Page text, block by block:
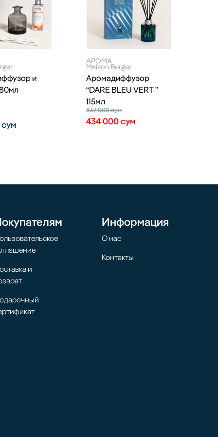
и
сум
АРОМА
Maison Berger
Аромадиффузор
“DARE BLEU VERT ”
115мл
867 000сум
434 000сум
и
Информация
О нас
Контакты